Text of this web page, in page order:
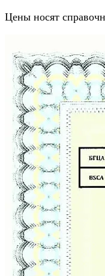
Цены носят